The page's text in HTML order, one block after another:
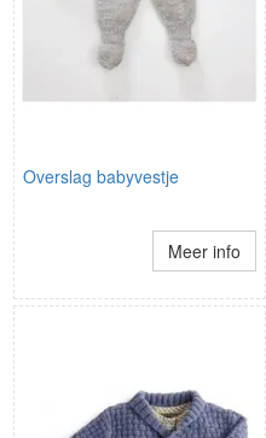
Overslag babyvestje
Meer info